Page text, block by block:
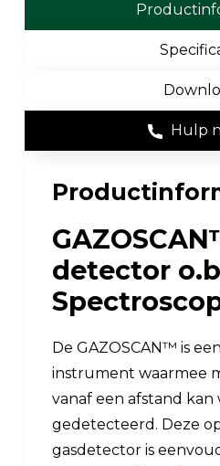
Hulp
detector
De GAZOSCAN™ is
instrument waarmee
vanaf een afstand kan
gedetecteerd. Deze
gasdetector is